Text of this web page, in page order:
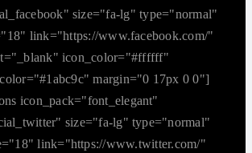
size="fa-lg" type="normal"
link="https://www.facebook.com/"
icon_color="#ffffff"
margin="0 17px 0 0"]
icon_pack="font_elegant"
size="fa-lg" type="normal"
link="https://www.twitter.com/"